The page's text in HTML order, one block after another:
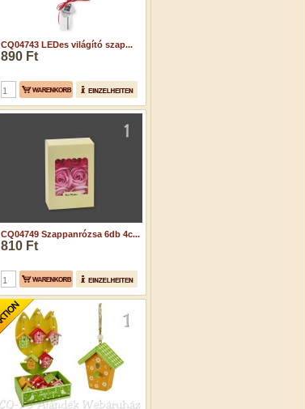
CQ04743 LEDes világító szap...
890 Ft
CQ04749 Szappanrózsa 6db 4c...
810 Ft